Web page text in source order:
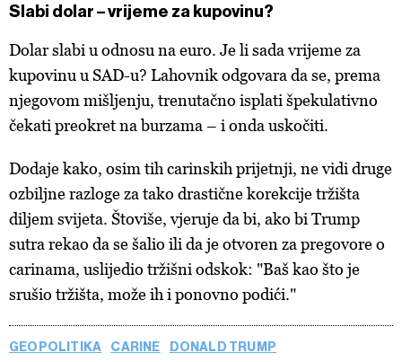
Slabi dolar – vrijeme za kupovinu?
Dolar slabi u odnosu na euro. Je li sada vrijeme za
kupovinu u SAD-u? Lahovnik odgovara da se, prema
njegovom mišljenju, trenutačno isplati špekulativno
čekati preokret na burzama – i onda uskočiti.
Dodaje kako, osim tih carinskih prijetnji, ne vidi druge
ozbiljne razloge za tako drastične korekcije tržišta
diljem svijeta. Štoviše, vjeruje da bi, ako bi Trump
sutra rekao da se šalio ili da je otvoren za pregovore o
carinama, uslijedio tržišni odskok: "Baš kao što je
srušio tržišta, može ih i ponovno podići."
GEOPOLITIKA CARINE
DONALD TRUMP